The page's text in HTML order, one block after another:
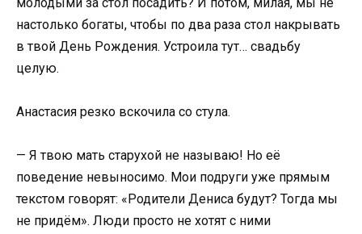
настолько богаты, чтобы по два раза стол накрывать
в твой День Рождения. Устроила тут… свадьбу
целую.
Анастасия резко вскочила со стула.
— Я твою мать старухой не называю! Но её
поведение невыносимо. Мои подруги уже прямым
текстом говорят: «Родители Дениса будут? Тогда мы
не придём». Люди просто не хотят с ними